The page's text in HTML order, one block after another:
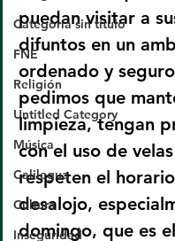
Categoría sin título
FNE
Religión
Untitled Category
Música
Calilegua
Cultura
Inseguridad
puedan visitar a
difuntos en un
ordenado y
pedimos que
limpieza, tengan
con el uso de
respeten el
desalojo,
domingo, que es